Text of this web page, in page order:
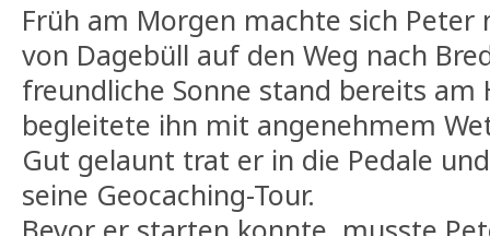
Früh am Morgen machte sich Peter
von Dagebüll auf den Weg nach
freundliche Sonne stand bereits am
begleitete ihn mit angenehmem
Gut gelaunt trat er in die Pedale
seine Geocaching-Tour.